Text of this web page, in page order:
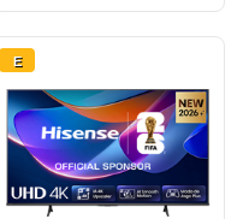
E